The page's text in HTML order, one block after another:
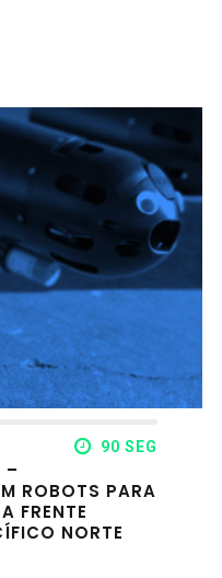
90 SEG
–
ROBOTS PARA
FRENTE
NORTE